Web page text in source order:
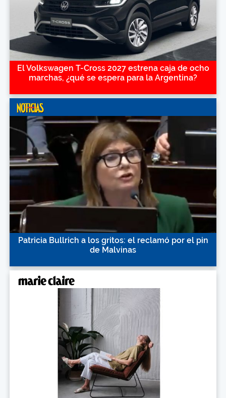
El Volkswagen T-Cross 2027 estrena caja de ocho
marchas, ¿qué se espera para la Argentina?
Patricia Bullrich a los gritos: el reclamó por el pin
de Malvinas